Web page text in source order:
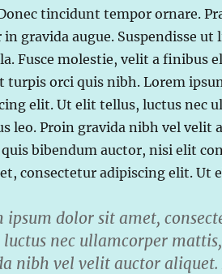
tincidunt tempor ornare.
in gravida augue. Suspendisse
Fusce molestie, velit a finibus
turpis orci quis nibh. Lorem
elit. Ut elit tellus, luctus nec
leo. Proin gravida nibh vel velit
bibendum auctor, nisi elit
consectetur adipiscing elit. Ut
ipsum dolor sit amet,
luctus nec ullamcorper
nibh vel velit auctor